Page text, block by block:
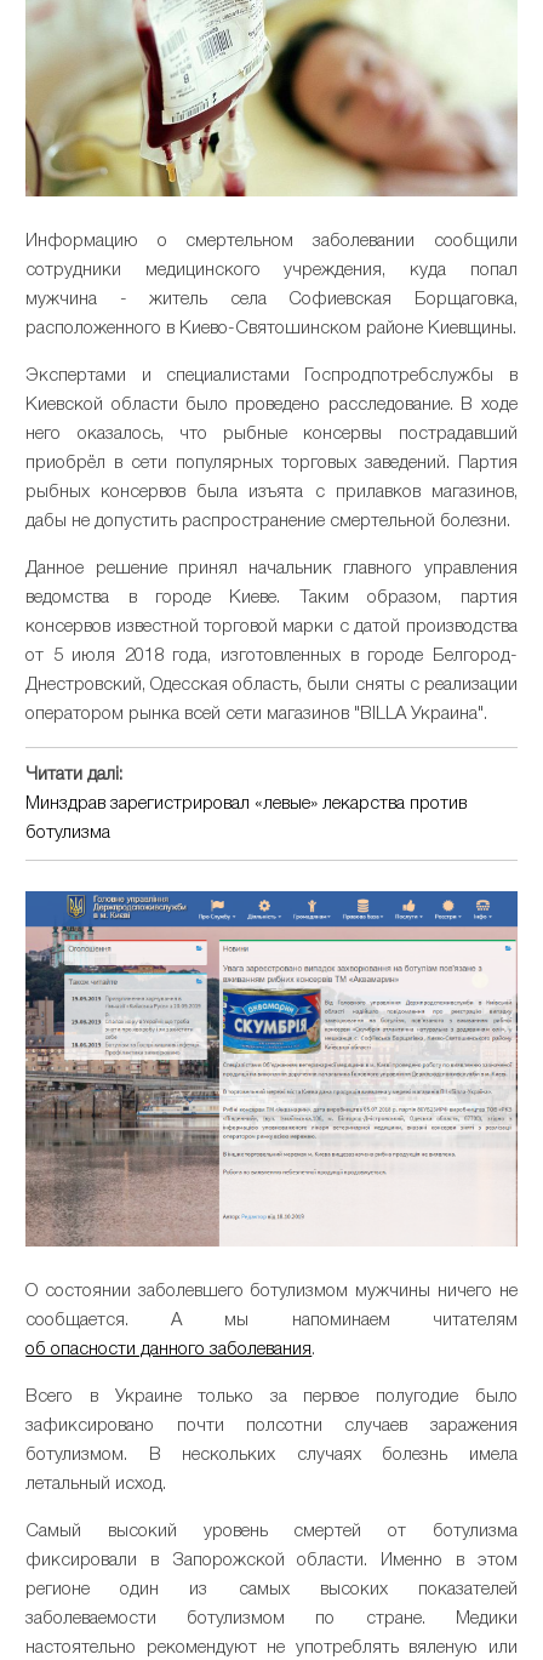
Информацию о смертельном заболевании сообщили
сотрудники медицинского учреждения, куда попал
мужчина - житель села Софиевская Борщаговка,
расположенного в Киево-Святошинском районе Киевщины.
Экспертами и специалистами Госпродпотребслужбы в
Киевской области было проведено расследование. В ходе
него оказалось, что рыбные консервы пострадавший
приобрёл в сети популярных торговых заведений. Партия
рыбных консервов была изъята с прилавков магазинов,
дабы не допустить распространение смертельной болезни.
Данное решение принял начальник главного управления
ведомства в городе Киеве. Таким образом, партия
консервов известной торговой марки с датой производства
от 5 июля 2018 года, изготовленных в городе Белгород-
Днестровский, Одесская область, были сняты с реализации
оператором рынка всей сети магазинов "BILLA Украина".
Читати далі:
Минздрав зарегистрировал «левые» лекарства против
ботулизма
О состоянии заболевшего ботулизмом мужчины ничего не
сообщается. А мы напоминаем читателям
об опасности данного заболевания.
Всего в Украине только за первое полугодие было
зафиксировано почти полсотни случаев заражения
ботулизмом. В нескольких случаях болезнь имела
летальный исход.
Самый высокий уровень смертей от ботулизма
фиксировали в Запорожской области. Именно в этом
регионе один из самых высоких показателей
заболеваемости ботулизмом по стране. Медики
настоятельно рекомендуют не употреблять вяленую или